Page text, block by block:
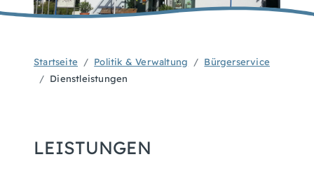
Startseite Politik & Verwaltung
Bürgerservice
Dienstleistungen
LEISTUNGEN